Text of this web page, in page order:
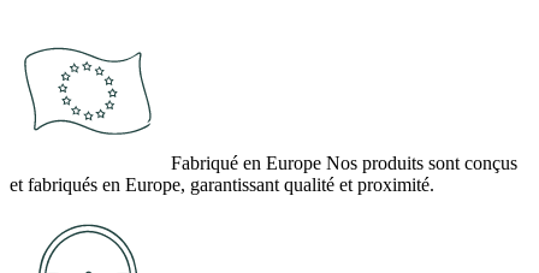
Fabriqué en Europe Nos produits sont conçus
et fabriqués en Europe, garantissant qualité et proximité.